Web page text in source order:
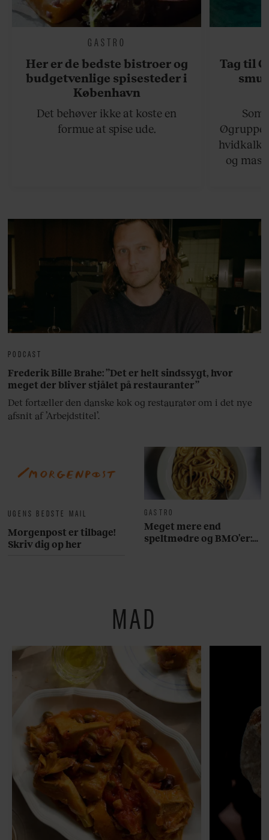
GASTRO
Her er de bedste bistroer og
budgetvenlige spisesteder i
København
Det behøver ikke at koste en
formue at spise ude.
Tag til
og
UGENS BEDSTE MAIL
Morgenpost er tilbage!
Skriv dig op her
GASTRO
Meget mere end
speltmødre og BMO’er:
PODCAST
Frederik Bille Brahe: ”Det er helt sindssygt, hvor
meget der bliver stjålet på restauranter”
Det fortæller den danske kok og restauratør om i det nye
afsnit af ’Arbejdstitel’.
MAD